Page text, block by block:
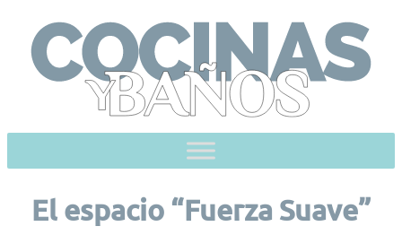
content
El espacio “Fuerza Suave”